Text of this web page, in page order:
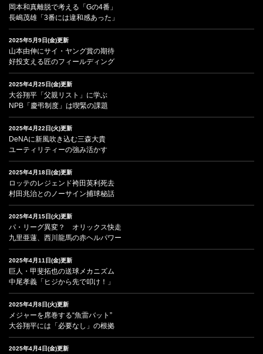
岡本和真離脱で考える「Gの4番」
長嶋茂雄「3番には違和感あった」
2025年5月9日(金)更新
山本由伸にサイ・ヤング賞の期待
好投支える匠のフィールディング
2025年4月25日(金)更新
大谷翔平「父親リスト」に学ぶ
NPB「慶弔制度」は喫緊の課題
2025年4月22日(火)更新
DeNAに新風吹き込む三森大貴
ユーティリティーの強み活かす
2025年4月18日(金)更新
ロッテのレジェンド袴田英利死去
村田兆治とのノーサイン捕球秘話
2025年4月15日(火)更新
パ・リーグ異変？ オリックス快走
九里亜蓮、西川龍馬の赤ヘルパワー
2025年4月11日(金)更新
巨人・甲斐拓也の送球メカニズム
中尾孝義「ヒジから先で叩け！」
2025年4月8日(火)更新
メジャーを席巻する“魚雷バット”
大谷翔平には「必要なし」の根拠
2025年4月4日(金)更新